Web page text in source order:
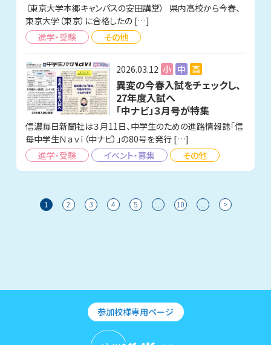
（東京大学本郷キャンパスの安田講堂） 県内高校から今春、
東京大学（東京）に合格したの […]
進学・受験
その他
2026.03.12 小 中 高
異変の今春入試をチェックし、
27年度入試へ
「中ナビ」３月号が特集
信濃毎日新聞社は３月11日、中学生のための進路情報誌「信
毎中学生Ｎａｖｉ（中ナビ）」の80号を発行 […]
進学・受験
イベント・募集 その他
1 2 3 4 5 10 >
参加校様専用ページ